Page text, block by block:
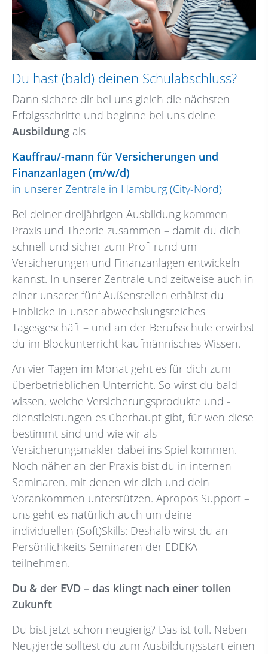
Du hast (bald) deinen Schulabschluss?
Dann sichere dir bei uns gleich die nächsten
Erfolgsschritte und beginne bei uns deine
Ausbildung als
Kauffrau/-mann für Versicherungen und
Finanzanlagen (m/w/d)
in unserer Zentrale in Hamburg (City-Nord)
Bei deiner dreijährigen Ausbildung kommen
Praxis und Theorie zusammen – damit du dich
schnell und sicher zum Profi rund um
Versicherungen und Finanzanlagen entwickeln
kannst. In unserer Zentrale und zeitweise auch in
einer unserer fünf Außenstellen erhältst du
Einblicke in unser abwechslungsreiches
Tagesgeschäft – und an der Berufsschule erwirbst
du im Blockunterricht kaufmännisches Wissen.
An vier Tagen im Monat geht es für dich zum
überbetrieblichen Unterricht. So wirst du bald
wissen, welche Versicherungsprodukte und -
dienstleistungen es überhaupt gibt, für wen diese
bestimmt sind und wie wir als
Versicherungsmakler dabei ins Spiel kommen.
Noch näher an der Praxis bist du in internen
Seminaren, mit denen wir dich und dein
Vorankommen unterstützen. Apropos Support –
uns geht es natürlich auch um deine
individuellen (Soft)Skills: Deshalb wirst du an
Persönlichkeits-Seminaren der EDEKA
teilnehmen.
Du & der EVD – das klingt nach einer tollen
Zukunft
Du bist jetzt schon neugierig? Das ist toll. Neben
Neugierde solltest du zum Ausbildungsstart einen